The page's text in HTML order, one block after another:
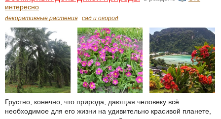
интересно
декоративные растения сад и огород
Грустно, конечно, что природа, дающая человеку всё
необходимое для его жизни на удивительно красивой планете,